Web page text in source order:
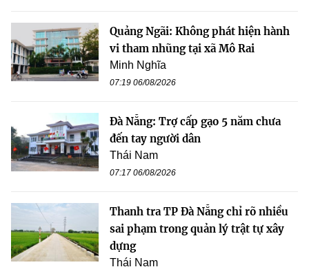
Quảng Ngãi: Không phát hiện hành
vi tham nhũng tại xã Mô Rai
Minh Nghĩa
07:19 06/08/2026
Đà Nẵng: Trợ cấp gạo 5 năm chưa
đến tay người dân
Thái Nam
07:17 06/08/2026
Thanh tra TP Đà Nẵng chỉ rõ nhiều
sai phạm trong quản lý trật tự xây
dựng
Thái Nam